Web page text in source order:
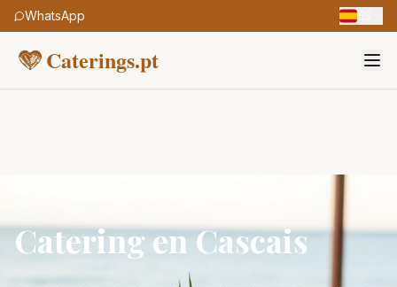
WhatsApp
Caterings.pt
Catering en Cascais